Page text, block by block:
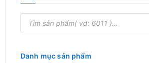
T
m
ế
Danh mục sản phẩm